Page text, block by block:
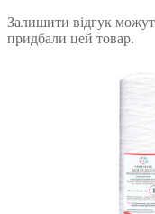
Залишити відгук
придбали цей товар.